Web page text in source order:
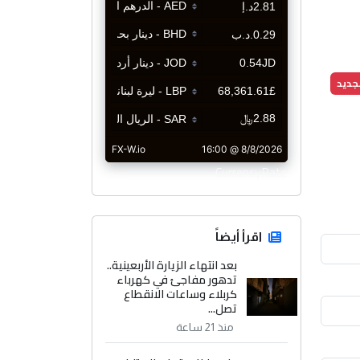
CurrencyRate
اقرأ أيضاً
بعد انتهاء الزيارة الأربعينية..
تدهور مفاجئ في كهرباء
كربلاء وساعات الانقطاع
تصل...
منذ 21 ساعة